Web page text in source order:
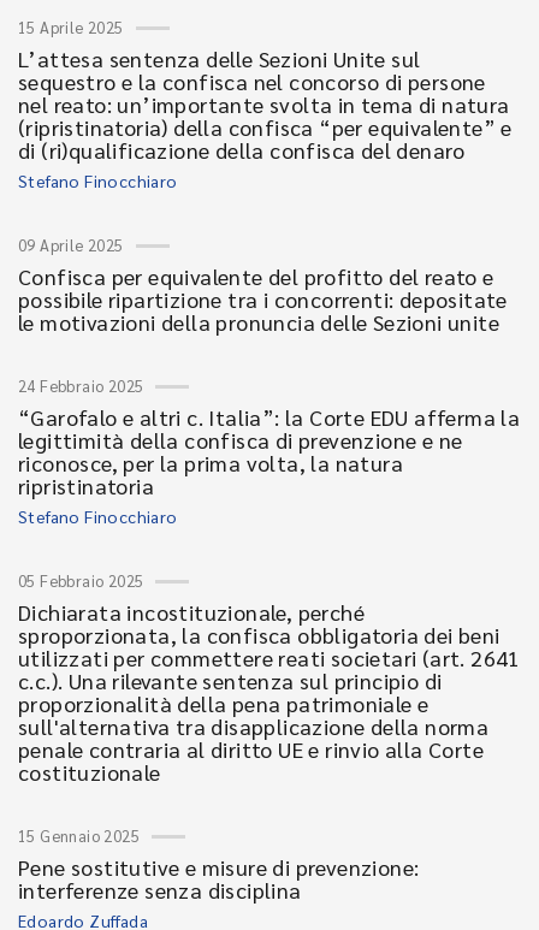
15 Aprile 2025
L’attesa sentenza delle Sezioni Unite sul
sequestro e la confisca nel concorso di persone
nel reato: un’importante svolta in tema di natura
(ripristinatoria) della confisca “per equivalente” e
di (ri)qualificazione della confisca del denaro
Stefano Finocchiaro
09 Aprile 2025
Confisca per equivalente del profitto del reato e
possibile ripartizione tra i concorrenti: depositate
le motivazioni della pronuncia delle Sezioni unite
24 Febbraio 2025
“Garofalo e altri c. Italia”: la Corte EDU afferma la
legittimità della confisca di prevenzione e ne
riconosce, per la prima volta, la natura
ripristinatoria
Stefano Finocchiaro
05 Febbraio 2025
Dichiarata incostituzionale, perché
sproporzionata, la confisca obbligatoria dei beni
utilizzati per commettere reati societari (art. 2641
c.c.). Una rilevante sentenza sul principio di
proporzionalità della pena patrimoniale e
sull'alternativa tra disapplicazione della norma
penale contraria al diritto UE e rinvio alla Corte
costituzionale
15 Gennaio 2025
Pene sostitutive e misure di prevenzione:
interferenze senza disciplina
Edoardo Zuffada